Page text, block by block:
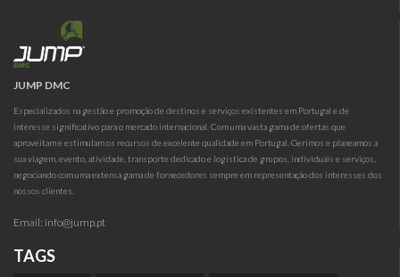
JUMP DMC
Especializados na gestão e promoção de destinos e serviços existentes em Portugal e de
interesse significativo para o mercado internacional. Com uma vasta gama de ofertas que
aproveitam e estimulam os recursos de excelente qualidade em Portugal. Gerimos e planeamos a
sua viagem, evento, atividade, transporte dedicado e logística de grupos, individuais e serviços,
negociando com uma extensa gama de fornecedores sempre em representação dos interesses dos
nossos clientes.
Email: info@jump.pt
TAGS